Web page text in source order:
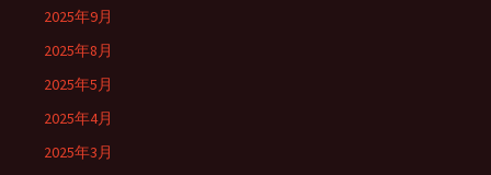
2025年9月
2025年8月
2025年5月
2025年4月
2025年3月